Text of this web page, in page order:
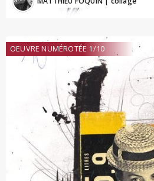
OEUVRE NUMÉROTÉE 1/10